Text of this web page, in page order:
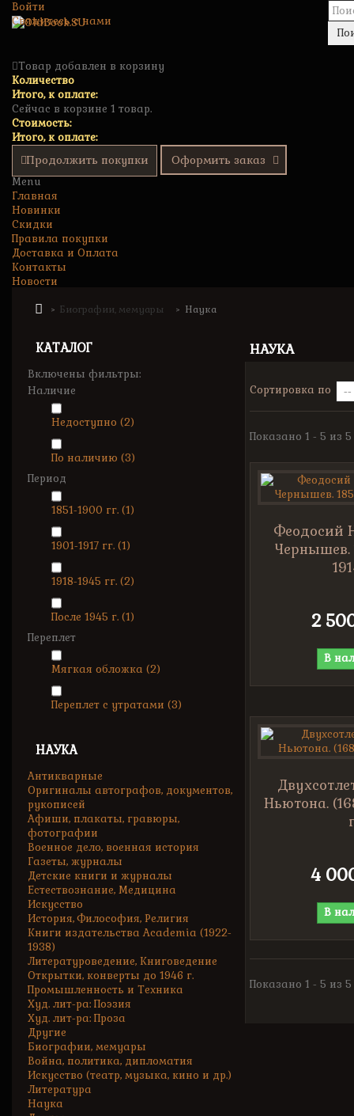
Войти
Свяжитесь с нами
Товар добавлен в корзину
Количество
Итого, к оплате:
Сейчас в корзине 1 товар.
Стоимость:
Итого, к оплате:
Продолжить покупки Оформить заказ
Menu
Главная
Новинки
Скидки
Правила покупки
Доставка и Оплата
Контакты
Новости
> Биографии, мемуары > Наука
КАТАЛОГ
Включены фильтры:
Наличие
Недоступно (2)
По наличию (3)
Период
1851-1900 гг. (1)
1901-1917 гг. (1)
1918-1945 гг. (2)
После 1945 г. (1)
Переплет
Мягкая обложка (2)
Переплет с утратами (3)
НАУКА
Антикварные
Оригиналы автографов, документов,
рукописей
Афиши, плакаты, гравюры,
фотографии
Военное дело, военная история
Газеты, журналы
Детские книги и журналы
Естествознание, Медицина
Искусство
История, Философия, Религия
Книги издательства Academia (1922-
1938)
Литературоведение, Книговедение
Открытки, конверты до 1946 г.
Промышленность и Техника
Худ. лит-ра: Поэзия
Худ. лит-ра: Проза
Другие
Биографии, мемуары
Война, политика, дипломатия
Искусство (театр, музыка, кино и др.)
Литература
Наука
НАУКА
Сортировка по
Показано 1 - 5 из
Феодосий
Чернышев.
2
В
Ньютона.
4
В
Показано 1 - 5 из